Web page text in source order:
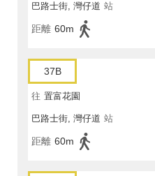
巴路士街, 灣仔道 站
距離 60m
37B
往 置富花園
巴路士街, 灣仔道 站
距離 60m